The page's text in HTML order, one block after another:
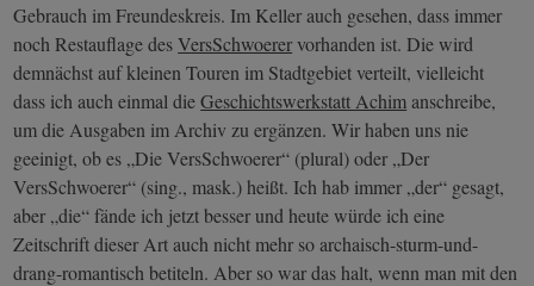
Gebrauch im Freundeskreis. Im Keller auch gesehen, dass immer
noch Restauflage desVersSchwoerervorhanden ist. Die wird
demnächst auf kleinen Touren im Stadtgebiet verteilt, vielleicht
dass ich auch einmal dieGeschichtswerkstatt Achimanschreibe,
um die Ausgaben im Archiv zu ergänzen. Wir haben uns nie
geeinigt, ob es „Die VersSchwoerer“ (plural) oder „Der
VersSchwoerer“ (sing., mask.) heißt. Ich hab immer „der“ gesagt,
aber „die“ fände ich jetzt besser und heute würde ich eine
Zeitschrift dieser Art auch nicht mehr so archaisch-sturm-und-
drang-romantisch betiteln. Aber so war das halt, wenn man mit den